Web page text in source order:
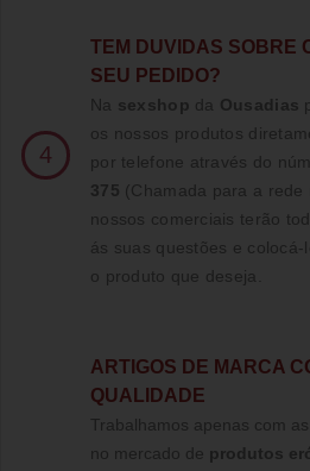
4
TE M DUVIDAS SOBRE
SEU PEDIDO?
Na sexshop da Ousadias
os nossos produtos
por telefone através do
375 (Chamada para a rede
nossos comerciais terão
ás suas questões e
o produto que deseja.
ARTIGOS DE MARCA
QUALIDADE
Trabalhamos apenas com
no mercado de produtos